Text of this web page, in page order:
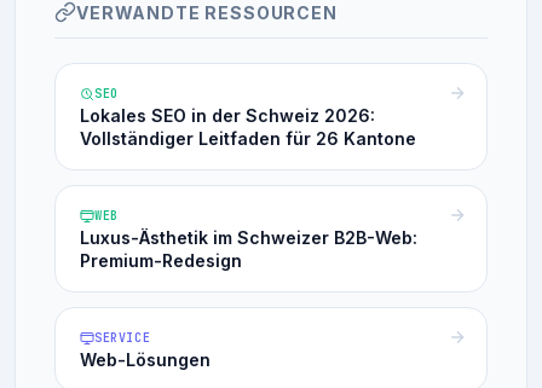
VERWANDTE RESSOURCEN
SEO
Lokales SEO in der Schweiz 2026:
Vollständiger Leitfaden für 26 Kantone
WEB
Luxus-Ästhetik im Schweizer B2B-Web:
Premium-Redesign
SERVICE
Web-Lösungen